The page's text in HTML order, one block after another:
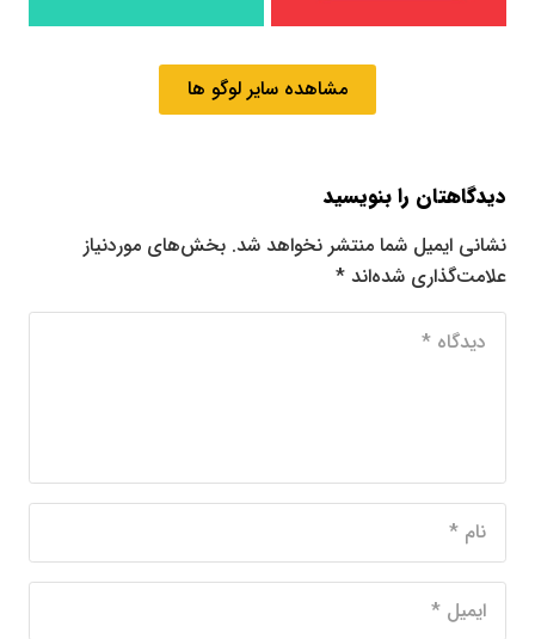
مشاهده سایر لوگو ها
دیدگاهتان را بنویسید
نشانی ایمیل شما منتشر نخواهد شد. بخش‌های موردنیاز
علامت‌گذاری شده‌اند *